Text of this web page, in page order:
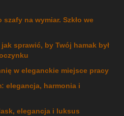
na wymiar. Szkło we
sprawić, by Twój hamak był
w eleganckie miejsce pracy
elegancja, harmonia i
elegancja i luksus